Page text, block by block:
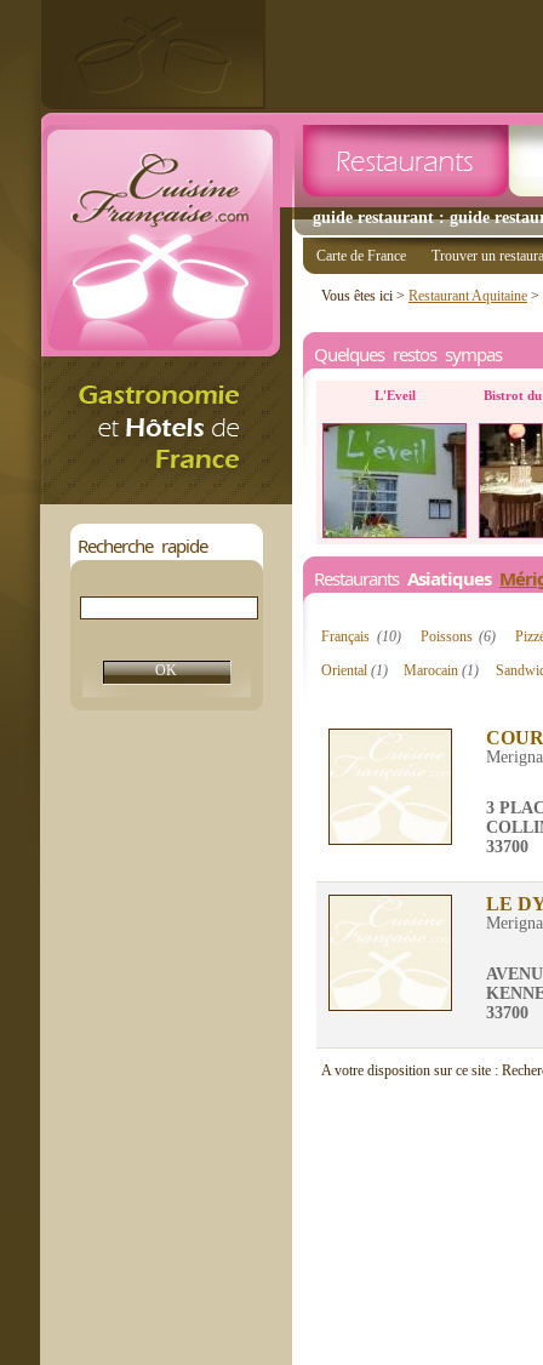
guide restaurant : guide
Recherche rapide
Carte de France Trouver un
Vous êtes ici > Restaurant Aquitaine >
Quelques restos sympas
L'Eveil Bistrot
Restaurants Asiatiques
Français (10) Poissons(6)
Oriental (1) Marocain(1)
3
33700
LE
33700
A votre disposition sur ce site :